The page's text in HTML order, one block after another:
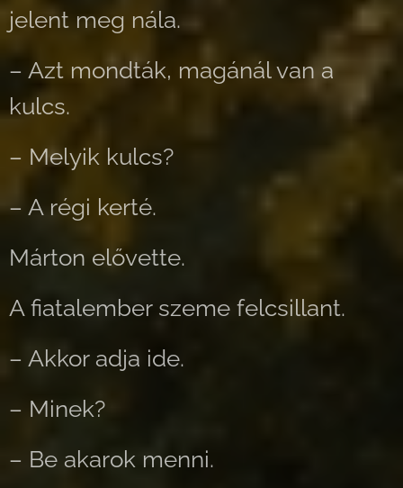
jelent meg nála.
– Azt mondták, magánál van a
kulcs.
– Melyik kulcs?
– A régi kerté.
Márton elővette.
A fiatalember szeme felcsillant.
– Akkor adja ide.
– Minek?
– Be akarok menni.